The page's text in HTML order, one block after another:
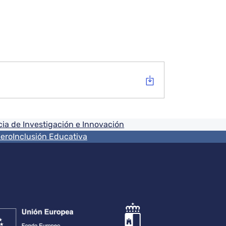
de Investigación e Innovación
Inclusión Educativa